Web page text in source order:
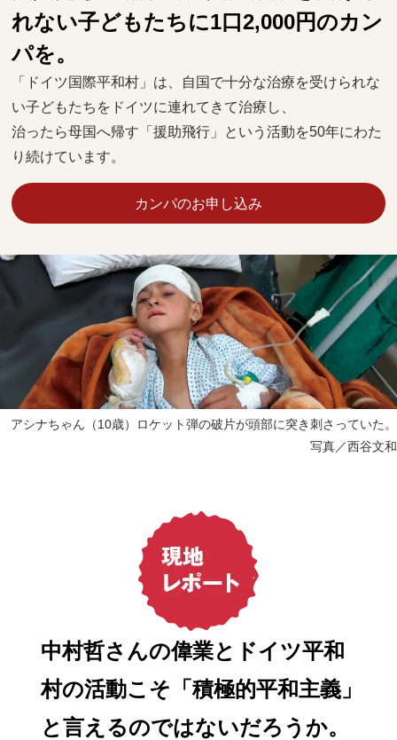
れない子どもたちに1口2,000円のカン
パを。
「ドイツ国際平和村」は、自国で十分な治療を受けられな
い子どもたちをドイツに連れてきて治療し、
治ったら母国へ帰す「援助飛行」という活動を50年にわた
り続けています。
カンパのお申し込み
アシナちゃん（10歳）ロケット弾の破片が頭部に突き刺さっていた。
写真／西谷文和
中村哲さんの偉業とドイツ平和
村の活動こそ「積極的平和主義」
と言えるのではないだろうか。